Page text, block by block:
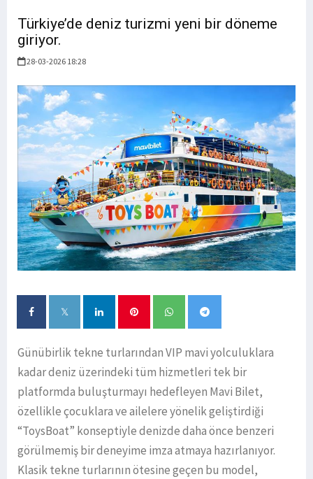
Türkiye’de deniz turizmi yeni bir döneme
giriyor.
28-03-2026 18:28
Günübirlik tekne turlarından VIP mavi yolculuklara
kadar deniz üzerindeki tüm hizmetleri tek bir
platformda buluşturmayı hedefleyen Mavi Bilet,
özellikle çocuklara ve ailelere yönelik geliştirdiği
“ToysBoat” konseptiyle denizde daha önce benzeri
görülmemiş bir deneyime imza atmaya hazırlanıyor.
Klasik tekne turlarının ötesine geçen bu model,